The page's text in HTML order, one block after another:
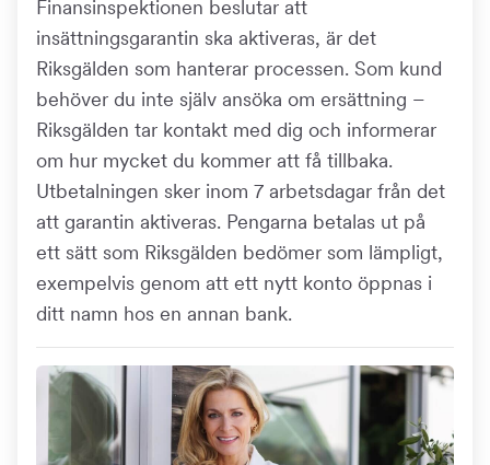
Finansinspektionen beslutar att
insättningsgarantin ska aktiveras, är det
Riksgälden som hanterar processen. Som kund
behöver du inte själv ansöka om ersättning –
Riksgälden tar kontakt med dig och informerar
om hur mycket du kommer att få tillbaka.
Utbetalningen sker inom 7 arbetsdagar från det
att garantin aktiveras. Pengarna betalas ut på
ett sätt som Riksgälden bedömer som lämpligt,
exempelvis genom att ett nytt konto öppnas i
ditt namn hos en annan bank.